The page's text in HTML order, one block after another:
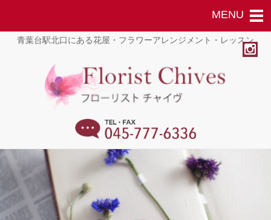
青葉台駅北口にある花屋・フラワーアレンジメント・レッスン